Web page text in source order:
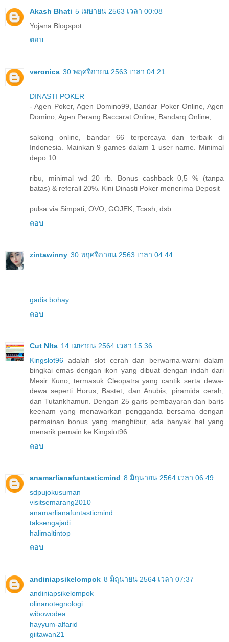
Akash Bhati 5 เมษายน 2563 เวลา 00:08
Yojana Blogspot
ตอบ
veronica 30 พฤศจิกายน 2563 เวลา 04:21
DINASTI POKER
- Agen Poker, Agen Domino99, Bandar Poker Online, Agen
Domino, Agen Perang Baccarat Online, Bandarq Online,
sakong online, bandar 66 terpercaya dan terbaik di
Indonesia. Mainkan 9 games dalam 1 user name. Minimal
depo 10
ribu, minimal wd 20 rb. Bonus cashback 0,5 % (tanpa
batas) & referall 20%. Kini Dinasti Poker menerima Deposit
pulsa via Simpati, OVO, GOJEK, Tcash, dsb.
ตอบ
zintawinny 30 พฤศจิกายน 2563 เวลา 04:44
gadis bohay
ตอบ
Cut NIta 14 เมษายน 2564 เวลา 15:36
Kingslot96 adalah slot cerah dan berwarna-warni dalam
bingkai emas dengan ikon yang dibuat dengan indah dari
Mesir Kuno, termasuk Cleopatra yang cantik serta dewa-
dewa seperti Horus, Bastet, dan Anubis, piramida cerah,
dan Tutankhamun. Dengan 25 garis pembayaran dan baris
keenam yang menawarkan pengganda bersama dengan
permainan bonus yang menghibur, ada banyak hal yang
menarik pemain ke Kingslot96.
ตอบ
anamarlianafuntasticmind 8 มิถุนายน 2564 เวลา 06:49
sdpujokusuman
visitsemarang2010
anamarlianafuntasticmind
taksengajadi
halimaltintop
ตอบ
andiniapsikelompok 8 มิถุนายน 2564 เวลา 07:37
andiniapsikelompok
olinanotegnologi
wibowodea
hayyum-alfarid
giitawan21